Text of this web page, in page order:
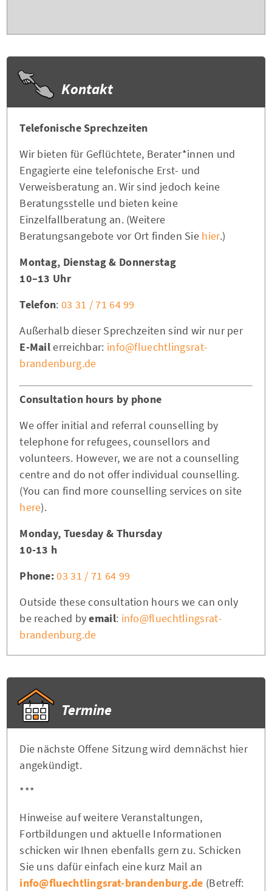
Kontakt
Telefonische Sprechzeiten
Wir bieten für Geflüchtete, Berater*innen und
Engagierte eine telefonische Erst- und
Verweisberatung an. Wir sind jedoch keine
Beratungsstelle und bieten keine
Einzelfallberatung an. (Weitere
Beratungsangebote vor Ort finden Sie hier.)
Montag, Dienstag & Donnerstag
10–13 Uhr
Telefon: 03 31 / 71 64 99
Außerhalb dieser Sprechzeiten sind wir nur per
E-Mailerreichbar: info@fluechtlingsrat-
brandenburg.de
Consultation hours by phone
We offer initial and referral counselling by
telephone for refugees, counsellors and
volunteers. However, we are not a counselling
centre and do not offer individual counselling.
(You can find more counselling services on site
here).
Monday, Tuesday & Thursday
10-13 h
Phone:03 31 / 71 64 99
Outside these consultation hours we can only
be reached byemail: info@fluechtlingsrat-
brandenburg.de
Termine
Die nächste Offene Sitzung wird demnächst hier
angekündigt.
***
Hinweise auf weitere Veranstaltungen,
Fortbildungen und aktuelle Informationen
schicken wir Ihnen ebenfalls gern zu. Schicken
Sie uns dafür einfach eine kurz Mail an
info@fluechtlingsrat-brandenburg.de (Betreff: